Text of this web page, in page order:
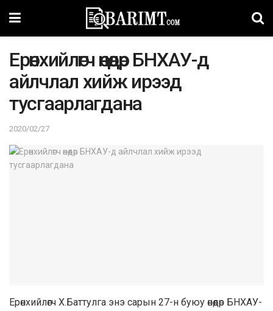
Epөнxийлөгч өнөөдөp БHXAУ-д
айлчлал хийж ирээд
туcгaapлагдана
2020/02/27
Epөнxийлөгч X.Бaттyлгa энэ сарын 27-н буюу өнөөдөр БНХАУ-